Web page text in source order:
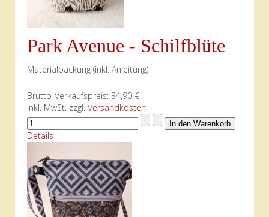
Park Avenue - Schilfblüte
Materialpackung (inkl. Anleitung)
Brutto-Verkaufspreis: 34,90 €
inkl. MwSt. zzgl. Versandkosten
Details